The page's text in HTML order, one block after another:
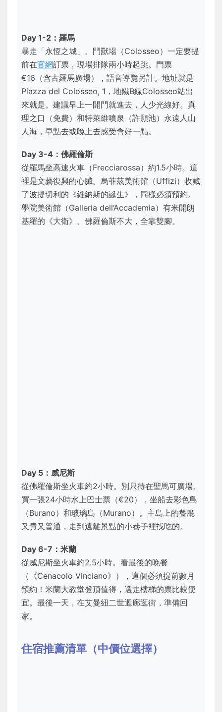
Day 1-2：羅馬
暴走「永恆之城」。鬥獸場（Colosseo）一定要提
前在官網訂票，現場排隊兩小時起跳。門票
€16（含古羅馬廣場），語音導覽另計。地址就是
Piazza del Colosseo, 1，地鐵B線Colosseo站出
來就是。建議早上一開門就進去，人少光線好。真
理之口（免費）和特萊維噴泉（許願池）永遠人山
人海，早點去或晚上去感受會好一點。
Day 3-4：佛羅倫斯
從羅馬坐高速火車（Frecciarossa）約1.5小時。這
裡是文藝復興的心臟。烏菲茲美術館（Uffizi）收藏
了波提切利的《維納斯的誕生》，同樣必須預約。
學院美術館（Galleria dell‘Accademia）有米開朗
基羅的《大衛》。佛羅倫斯不大，全靠雙腳。
Day 5：威尼斯
從佛羅倫斯坐火車約2小時。別只待在聖馬可廣場。
買一張24小時水上巴士票（€20），坐船去彩色島
（Burano）和玻璃島（Murano）。主島上的餐廳
又貴又普通，走到遠離景點的小巷子裡找吃的。
Day 6-7：米蘭
從威尼斯坐火車約2.5小時。看最後的晚餐
（《Cenacolo Vinciano》），這個必須提前數月
預約！米蘭大教堂登頂值得，選走樓梯的票比較便
宜。最後一天，在艾曼紐二世迴廊逛街，準備回
家。
住宿推薦清單（中價位選擇）